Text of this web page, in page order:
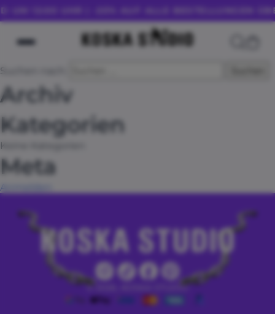
12:00 UHR | -20% AUF ALLE BESTELLUNGEN ÜBER
Suchen nach:
Archiv
Kategorien
Keine Kategorien
Meta
Anmelden
© 2026, KOSKA STUDIO